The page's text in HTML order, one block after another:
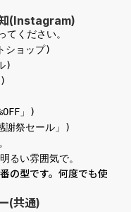
(Instagram)
ください。
ショップ)
)
」)
謝祭セール」)
るい雰囲気で。
の型です。何度でも使
(共通)